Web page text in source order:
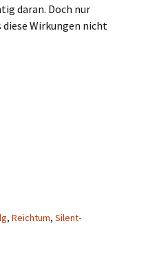
daran. Doch nur
Wirkungen nicht
, Reichtum, Silent-